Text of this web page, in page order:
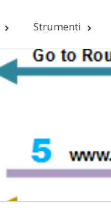
Strumenti